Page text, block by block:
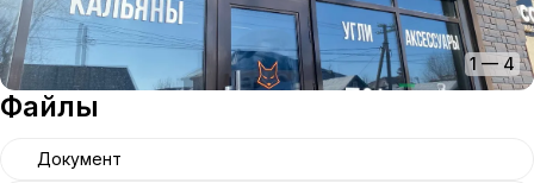
1 — 4
Файлы
Документ